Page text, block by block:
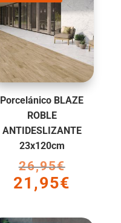
Porcelánico BLAZE
ROBLE
ANTIDESLIZANTE
23x120cm
26,95€El
precio
21,95€